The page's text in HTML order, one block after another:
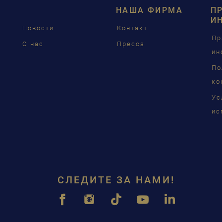
日本
Новости
О нас
НАША ФИРМА
Контакт
Пресса
СЛЕДИТЕ ЗА НАМИ!